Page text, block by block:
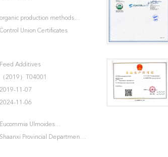
organic production methods
organic EU
Control Union Certificates
Feed Additives
（2019）T04001
2019-11-07
2024-11-06
Eucommia Ulmoides
Extract/Epimedium
Shaanxi Provincial Department